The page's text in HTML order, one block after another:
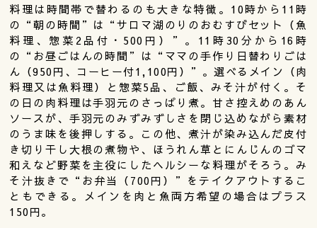
料理は時間帯で替わるのも大きな特徴。10時から11時
の“朝の時間”は“サロマ湖のりのおむすびセット（魚
料理、惣菜2品付・500円）”。11時30分から16時
の“お昼ごはんの時間”は“ママの手作り日替わりごは
ん（950円、コーヒー付1,100円）”。選べるメイン（肉
料理又は魚料理）と惣菜5品、ご飯、みそ汁が付く。そ
の日の肉料理は手羽元のさっぱり煮。甘さ控えめのあん
ソースが、手羽元のみずみずしさを閉じ込めながら素材
のうま味を後押しする。この他、煮汁が染み込んだ皮付
き切り干し大根の煮物や、ほうれん草とにんじんのゴマ
和えなど野菜を主役にしたヘルシーな料理がそろう。み
そ汁抜きで“お弁当（700円）”をテイクアウトするこ
ともできる。メインを肉と魚両方希望の場合はプラス
150円。